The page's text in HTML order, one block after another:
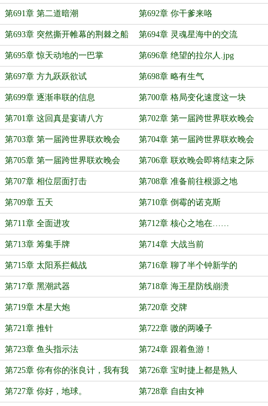
第691章 第二道暗潮 第692章 你干爹来咯
第693章 突然撕开帷幕的荆棘之船 第694章 灵魂星海中的交流
第695章 惊天动地的一巴掌 第696章 绝望的拉尔人.jpg
第697章 方九跃跃欲试 第698章 略有生气
第699章 逐渐串联的信息 第700章 格局变化速度这一块
第701章 这回真是宴请八方 第702章 第一届跨世界联欢晚会
（一）
第703章 第一届跨世界联欢晚会
（二）
第704章 第一届跨世界联欢晚会
（三）
第705章 第一届跨世界联欢晚会
（四）
第706章 联欢晚会即将结束之际
——
第707章 相位层面打击 第708章 准备前往根源之地
第709章 五天 第710章 倒霉的诺克斯
第711章 全面进攻 第712章 核心之地在……
第713章 筹集手牌 第714章 大战当前
第715章 太阳系拦截战 第716章 聊了半个钟新学的
第717章 黑潮武器 第718章 海王星防线崩溃
第719章 木星大炮 第720章 交牌
第721章 推针 第722章 嗷的两嗓子
第723章 鱼头指示法 第724章 跟着鱼游！
第725章 你有你的张良计，我有我
的小萝莉……？
第726章 宝时捷上都是熟人
第727章 你好，地球。 第728章 自由女神